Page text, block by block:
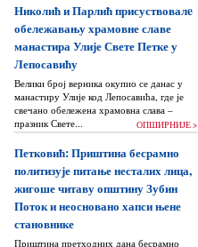
Николић и Парлић присуствовалe
обележавању храмовне славе
манастира Улије Свете Петке у
Лепосавићу
Велики број верника окупио се данас у
манастиру Улије код Лепосавића, где је
свечано обележена храмовна слава –
празник Свете...
ОПШИРНИЈЕ >
Петковић: Приштина бесрамно
политизује питање несталих лица,
жигоше читаву општину Зубин
Поток и неосновано хапси њене
становнике
Приштина претходних дана бесрамно